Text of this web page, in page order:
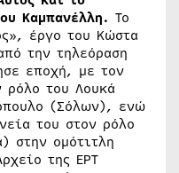
Καμπανέλλη. Το
έργο του Κώστα
την τηλεόραση
εποχή, με τον
ρόλο του Λουκά
(Σόλων), ενώ
του στον ρόλο
στην ομότιτλη
της ΕΡΤ